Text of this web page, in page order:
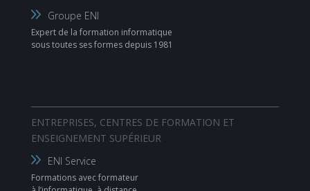
Groupe ENI
Expert de la formation informatique
sous toutes ses formes depuis 1981
ENTREPRISES, CENTRES DE FORMATION ET
ENSEIGNEMENT SUPÉRIEUR
ENI Service
Formations avec formateur